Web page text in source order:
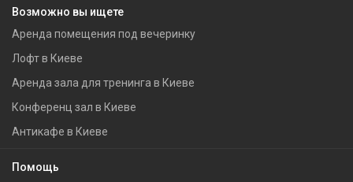
Возможно вы ищете
Аренда помещения под вечеринку
Лофт в Киеве
Аренда зала для тренинга в Киеве
Конференц зал в Киеве
Антикафе в Киеве
Помощь